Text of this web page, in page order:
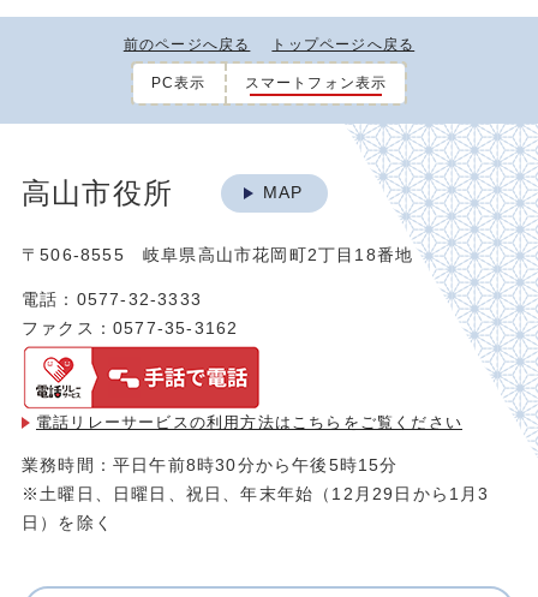
前のページへ戻る トップページへ戻る
PC表示 スマートフォン表示
高山市役所 MAP
〒506-8555 岐阜県高山市花岡町2丁目18番地
電話：0577-32-3333
ファクス：0577-35-3162
電話リレーサービスの利用方法は こちらをご覧ください
業務時間：平日午前8時30分から午後5時15分
※土曜日、日曜日、祝日、年末年始（12月29日から1月3
日）を除く